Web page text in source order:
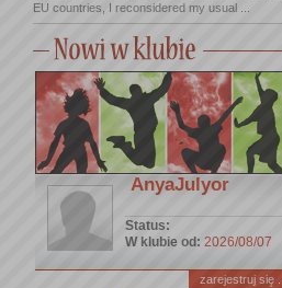
EU countries, I reconsidered my usual ...
AnyaJulyor
Status:
W klubie od: 2026/08/07
zarejestruj się ...